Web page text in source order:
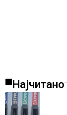
Најчитано